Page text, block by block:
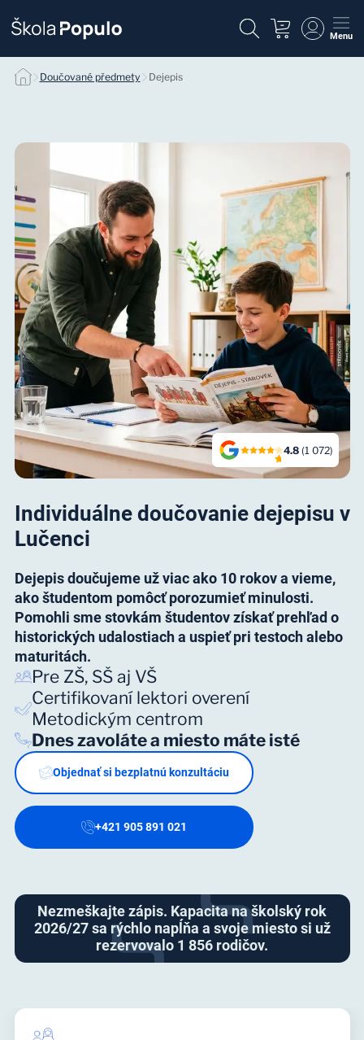
Menu
Doučované předmety
Dejepis
4.8(1 072)
Individuálne doučovanie dejepisu v
Lučenci
Dejepis doučujeme už viac ako 10 rokov a vieme,
ako študentom pomôcť porozumieť minulosti.
Pomohli sme stovkám študentov získať prehľad o
historických udalostiach a uspieť pri testoch alebo
maturitách.
Pre ZŠ, SŠ aj VŠ
Certifikovaní lektori overení
Metodickým centrom
Dnes zavoláte a miesto máte isté
Objednať si bezplatnú konzultáciu
+421 905 891 021
Nezmeškajte zápis. Kapacita na školský rok
2026/27 sa rýchlo napĺňa a svoje miesto si už
rezervovalo 1 856 rodičov.